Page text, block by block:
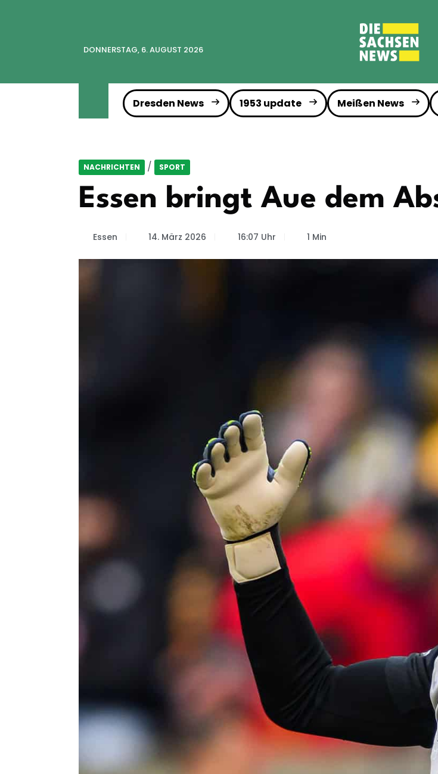
DONNERSTAG, 6. AUGUST 2026
Dresden News 1953 update Meißen News
NACHRICHTEN / SPORT
Essen bringt Aue dem
Essen 14. März 2026 16:07 Uhr 1 Min